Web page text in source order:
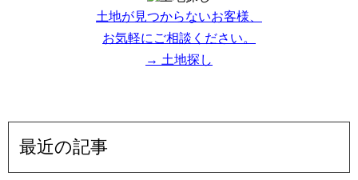
土地が見つからないお客様、
お気軽にご相談ください。
→ 土地探し
最近の記事